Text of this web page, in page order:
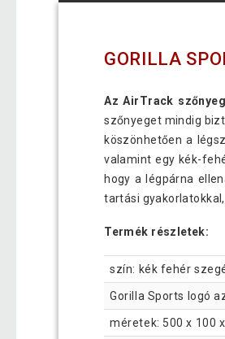
GORILLA
Az AirTrack
szőnyeget mindig
köszönhetően a
valamint egy kék-
hogy a légpárna
tartási
Termék részletek:
szín: kék fehér
Gorilla Sports logó
méretek: 500 x 100